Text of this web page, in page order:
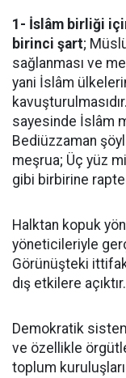
1- İslâm birliği
birinci şart;
sağlanması ve
yani İslâm
sayesinde İslâm
Bediüzzaman
meşrua; Üç yüz
gibi birbirine
Halktan kopuk
yöneticileriyle
Görünüşteki
dış etkilere açıktır.
Demokratik
ve özellikle
toplum